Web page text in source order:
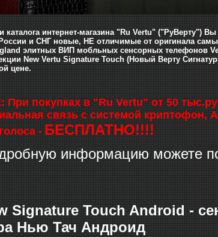
каталога интернет-магазина "Ru Vertu"
и СНГ новые, НЕ отличимые от оригинала
элитных ВИП мобльных сенсорных телефонов
New Vertu Signature Touch (Новый Верту
цене.
покупках в "Ru Vertu" от 50
связь с системой криптофон,
- БЕСПЛАТНО!!!!
информацию можете
Signature Touch Android -
Нью Тач Андроид